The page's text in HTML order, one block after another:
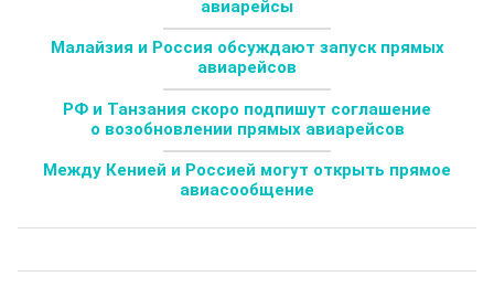
авиарейсы
Малайзия и Россия обсуждают запуск прямых
авиарейсов
РФ и Танзания скоро подпишут соглашение
о возобновлении прямых авиарейсов
Между Кенией и Россией могут открыть прямое
авиасообщение